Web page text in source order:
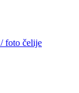
foto čelije